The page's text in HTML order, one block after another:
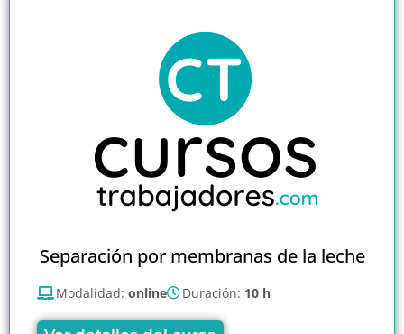
Separación por membranas de la leche
Modalidad: online Duración: 10 h